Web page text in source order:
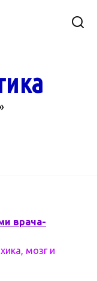
врача-
мозг и